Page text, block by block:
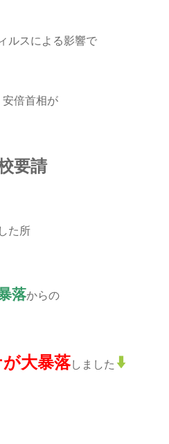
ルスによる影響で
安倍首相が
要請
した所
落からの
大暴落しました